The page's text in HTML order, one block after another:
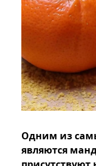
Одним из
являются